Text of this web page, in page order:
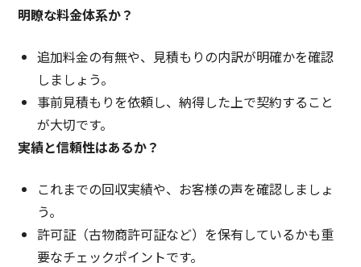
明瞭な料金体系か？
追加料金の有無や、見積もりの内訳が明確かを確認
しましょう。
事前見積もりを依頼し、納得した上で契約すること
が大切です。
実績と信頼性はあるか？
これまでの回収実績や、お客様の声を確認しましょ
う。
許可証（古物商許可証など）を保有しているかも重
要なチェックポイントです。